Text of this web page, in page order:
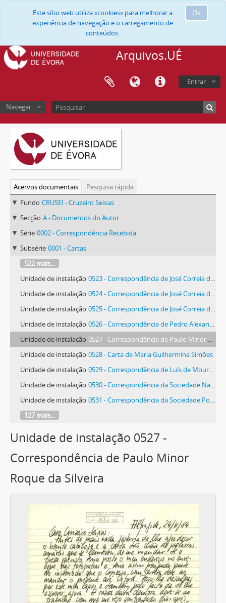
Ok
Este sítio web utiliza «cookies» para melhorar a
experiência de navegação e o carregamento de
conteúdos.
Arquivos.UÉ
Entrar
Navegar
Acervos documentais
Pesquisa rápida
Fundo CRUSEI - Cruzeiro Seixas
Secção A - Documentos do Autor
Série 0002 - Correspondência Recebida
Subsérie 0001 - Cartas
522 mais...
Unidade de instalação 0523 - Correspondência de José Correia da Silva
Unidade de instalação 0524 - Correspondência de José Correia da Silva
Unidade de instalação 0525 - Correspondência de José Correia da Silva
Unidade de instalação 0526 - Correspondência de Pedro Alexandre Mendes da Silva
Unidade de instalação 0527 - Correspondência de Paulo Minor Roque da Silveira
Unidade de instalação 0528 - Carta de Maria Guilhermina Simões
Unidade de instalação 0529 - Correspondência de Luís de Moura Sobral
Unidade de instalação 0530 - Correspondência da Sociedade Nacional de Belas Artes
Unidade de instalação 0531 - Correspondência da Sociedade Portuguesa de Autores
127 mais...
Unidade de instalação 0527 -
Correspondência de Paulo Minor
Roque da Silveira